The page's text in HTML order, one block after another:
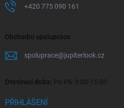
+420 775 090 161
Obchodní spolupráce
spoluprace@jupiterlook.cz
Otevírací doba: Po-Pá: 9:00-15:00
PŘIHLÁŠENÍ